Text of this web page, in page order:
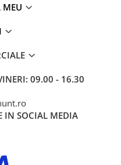
09.00 - 16.30
IN SOCIAL MEDIA